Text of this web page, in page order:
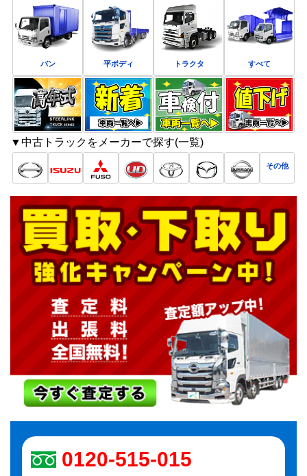
バン 平ボディ トラクタ すべて
▼中古トラックをメーカーで探す(一覧)
その他
0120-515-015